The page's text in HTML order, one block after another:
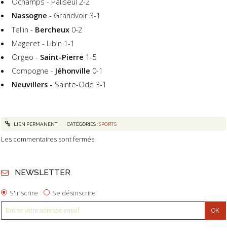
Nassogne - Grandvoir 3-1
Tellin - Bercheux 0-2
Mageret - Libin 1-1
Orgeo - Saint-Pierre 1-5
Compogne - Jéhonville 0-1
Neuvillers - Sainte-Ode 3-1
LIEN PERMANENT CATÉGORIES :SPORTS
Les commentaires sont fermés.
NEWSLETTER
S'inscrire Se désinscrire